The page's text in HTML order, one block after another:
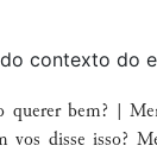
contexto do
querer bem? |
vos disse isso?